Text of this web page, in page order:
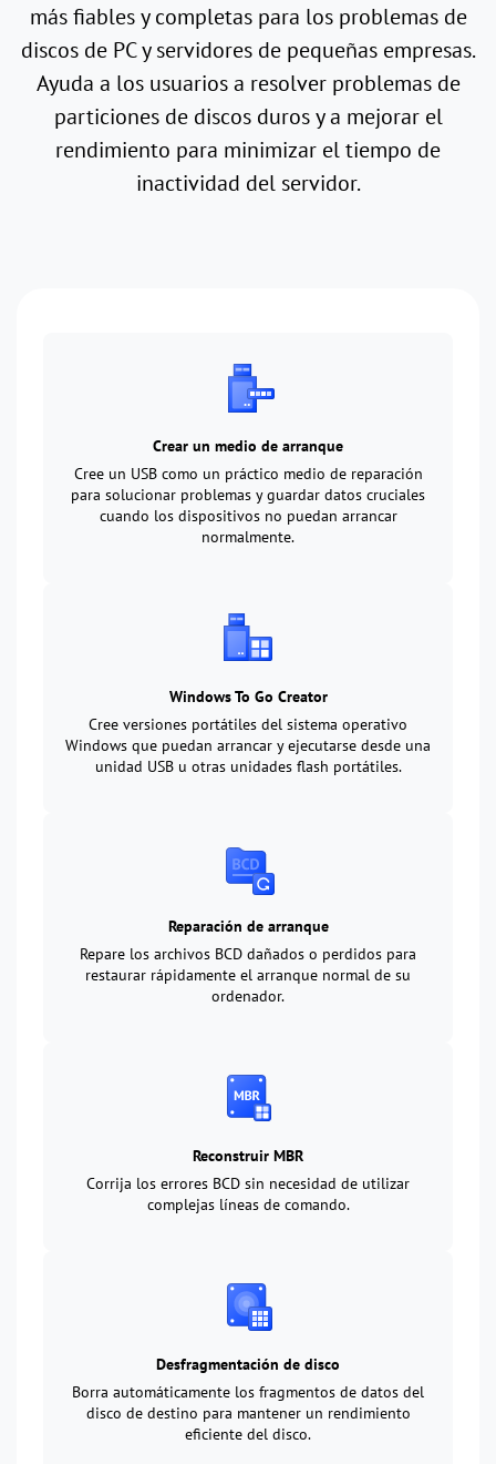
más fiables y completas para los problemas de
discos de PC y servidores de pequeñas empresas.
Ayuda a los usuarios a resolver problemas de
particiones de discos duros y a mejorar el
rendimiento para minimizar el tiempo de
inactividad del servidor.
Crear un medio de arranque
Cree un USB como un práctico medio de reparación
para solucionar problemas y guardar datos cruciales
cuando los dispositivos no puedan arrancar
normalmente.
Windows To Go Creator
Cree versiones portátiles del sistema operativo
Windows que puedan arrancar y ejecutarse desde una
unidad USB u otras unidades flash portátiles.
Reparación de arranque
Repare los archivos BCD dañados o perdidos para
restaurar rápidamente el arranque normal de su
ordenador.
Reconstruir MBR
Corrija los errores BCD sin necesidad de utilizar
complejas líneas de comando.
Desfragmentación de disco
Borra automáticamente los fragmentos de datos del
disco de destino para mantener un rendimiento
eficiente del disco.